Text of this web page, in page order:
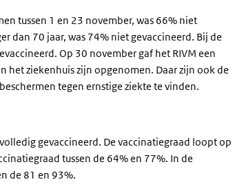
tussen 1 en 23 november, was 66% niet
dan 70 jaar, was 74% niet gevaccineerd. Bij de
Op 30 november gaf het RIVM een
het ziekenhuis zijn opgenomen. Daar zijn ook de
tegen ernstige ziekte te vinden.
gevaccineerd. De vaccinatiegraad loopt op
tussen de 64% en 77%. In de
de 81 en 93%.